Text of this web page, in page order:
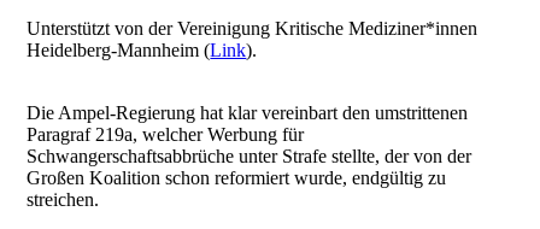
Unterstützt von der Vereinigung Kritische Mediziner*innen
Heidelberg-Mannheim (Link).
Die Ampel-Regierung hat klar vereinbart den umstrittenen
Paragraf 219a, welcher Werbung für
Schwangerschaftsabbrüche unter Strafe stellte, der von der
Großen Koalition schon reformiert wurde, endgültig zu
streichen.